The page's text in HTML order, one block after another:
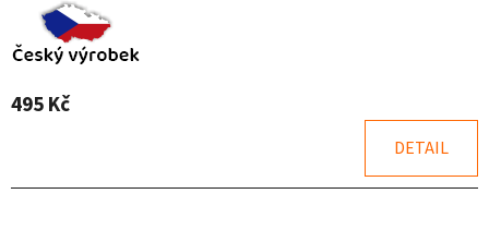
z
hvězdiček.
495 Kč
DETAIL